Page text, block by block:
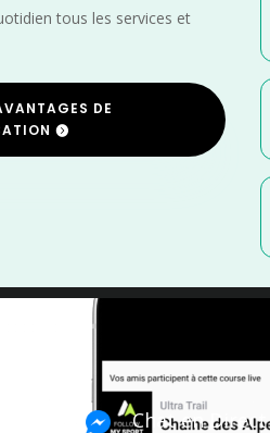
tous les services et
DE
Chat en Direct